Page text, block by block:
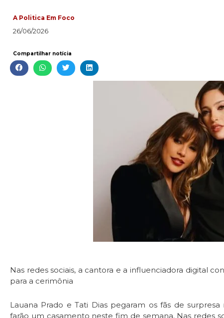
A Politica Em Foco
26/06/2026
Compartilhar notícia
Nas redes sociais, a cantora e a influenciadora digital
para a cerimônia
Lauana Prado e Tati Dias pegaram os fãs de
farão um casamento neste fim de semana. Nas redes